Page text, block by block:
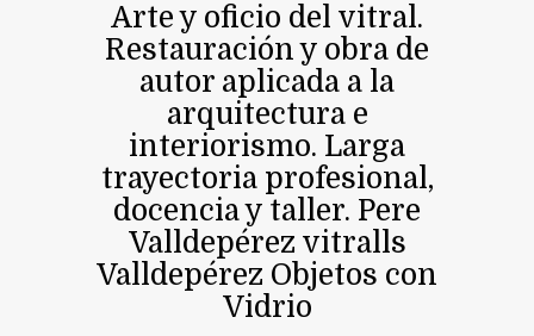
Arte y oficio del vitral.
Restauración y obra de
autor aplicada a la
arquitectura e
interiorismo. Larga
trayectoria profesional,
docencia y taller. Pere
Valldepérez vitralls
Valldepérez Objetos con
Vidrio